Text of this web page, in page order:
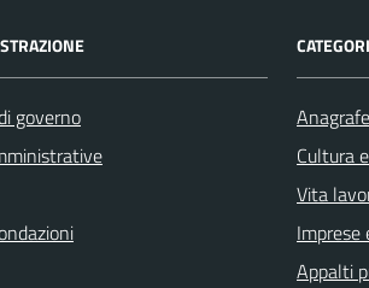
governo
Cultura
Vita
Imprese
Appalti